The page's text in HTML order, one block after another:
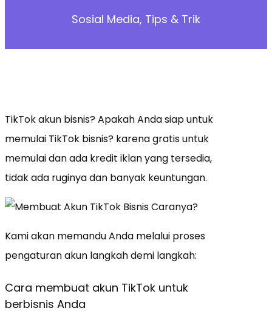
Sosial Media, Tips & Trik
TikTok akun bisnis? Apakah Anda siap untuk
memulai TikTok bisnis? karena gratis untuk
memulai dan ada kredit iklan yang tersedia,
tidak ada ruginya dan banyak keuntungan.
Kami akan memandu Anda melalui proses
pengaturan akun langkah demi langkah:
Cara membuat akun TikTok untuk
berbisnis Anda